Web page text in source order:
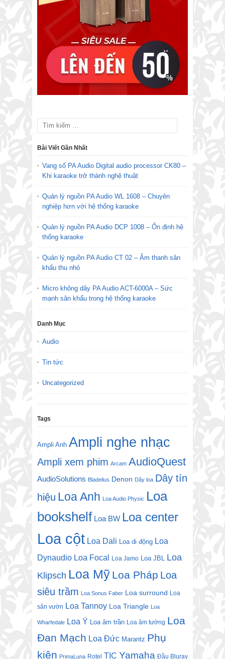
Bài Viết Gần Nhất
Vang số PA Audio Digital audio processor CK80 –
Khi karaoke trở thành nghệ thuật
Quản lý nguồn PA Audio WL 1608 – Chuyên
nghiệp hơn với hệ thống karaoke
Quản lý nguồn PA Audio DCP 1008 – Ổn định hệ
thống karaoke
Quản lý nguồn PA Audio CT 02 – Âm thanh sân
khấu thu nhỏ
Micro không dây PA Audio ACT-6000A – Sức
mạnh sân khấu trong hệ thống karaoke
Danh Mục
Audio
Tin tức
Uncategorized
Tags
Ampli Anh Ampli nghe nhạc
Ampli xem phim Arcam AudioQuest
AudioSolutions Bladelius Denon Dây loa Dây tín
hiệu Loa Anh Loa Audio Physic Loa
bookshelf Loa BW Loa center
Loa cột Loa Dali Loa di động Loa
Dynaudio Loa Focal Loa Jamo Loa JBL Loa
Klipsch Loa Mỹ Loa Pháp Loa
siêu trầm Loa Sonus Faber Loa surround Loa
sân vườn Loa Tannoy Loa Triangle Loa
Wharfedale Loa Ý Loa âm trần Loa âm tường Loa
Đan Mạch Loa Đức Marantz Phụ
kiện PrimaLuna Rotel TIC Yamaha Đầu Bluray